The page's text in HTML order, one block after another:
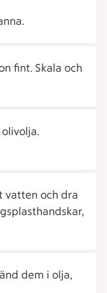
fint. Skala och
vatten och dra
dem i olja,